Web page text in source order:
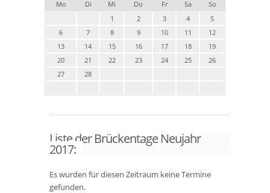
Mo Di Mi Do Fr Sa
So
1
2 3 4
5
6
7 8 9 10 11
12
13
14 15 16 17 18
19
20
21 22 23 24 25
26
27
28
Liste der Brückentage Neujahr
2017:
Es wurden für diesen Zeitraum keine Termine
gefunden.